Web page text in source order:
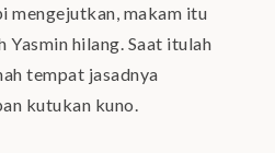
mengejutkan, makam itu
Yasmin hilang. Saat itulah
tempat jasadnya
kutukan kuno.